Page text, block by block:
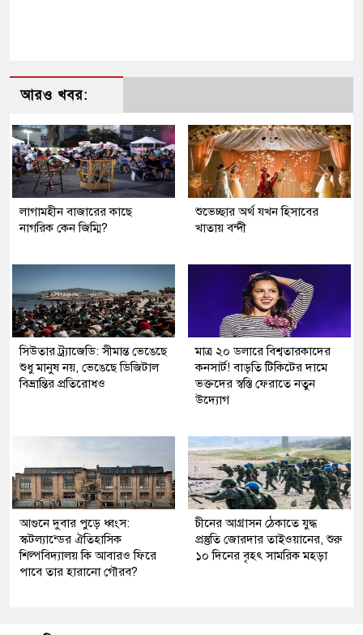
আরও খবর:
লাগামহীন বাজারের কাছে
নাগরিক কেন জিম্মি?
শুভেচ্ছার অর্থ যখন হিসাবের
খাতায় বন্দী
সিউতার ট্র্যাজেডি: সীমান্ত ভেঙেছে
শুধু মানুষ নয়, ভেঙেছে ডিজিটাল
বিভ্রান্তির প্রতিরোধও
মাত্র ২০ ডলারে বিশ্বতারকাদের
কনসার্ট! বাড়তি টিকিটের দামে
ভক্তদের স্বস্তি ফেরাতে নতুন
উদ্যোগ
আগুনে দুবার পুড়ে ধ্বংস:
স্কটল্যান্ডের ঐতিহাসিক
শিল্পবিদ্যালয় কি আবারও ফিরে
পাবে তার হারানো গৌরব?
চীনের আগ্রাসন ঠেকাতে যুদ্ধ
প্রস্তুতি জোরদার তাইওয়ানের, শুরু
১০ দিনের বৃহৎ সামরিক মহড়া